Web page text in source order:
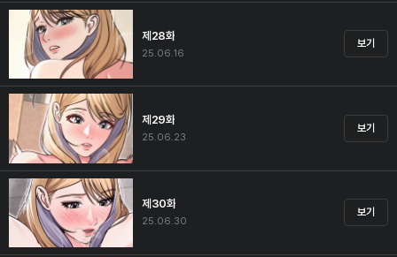
제28화
25.06.16
보기
제29화
25.06.23
보기
제30화
25.06.30
보기